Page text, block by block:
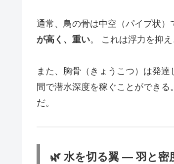
通常、鳥の骨は中空（パイプ状
が高く、重い。 これは浮力を抑
また、胸骨（きょうこつ）は発
間で潜水深度を稼ぐことができる
だ。
🌿 水を切る翼 ― 羽と密